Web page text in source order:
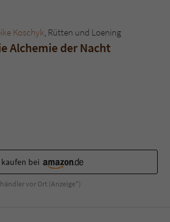
Koschyk , Rütten und Loening
Alchemie der Nacht
bei
vor Ort (Anzeige*)